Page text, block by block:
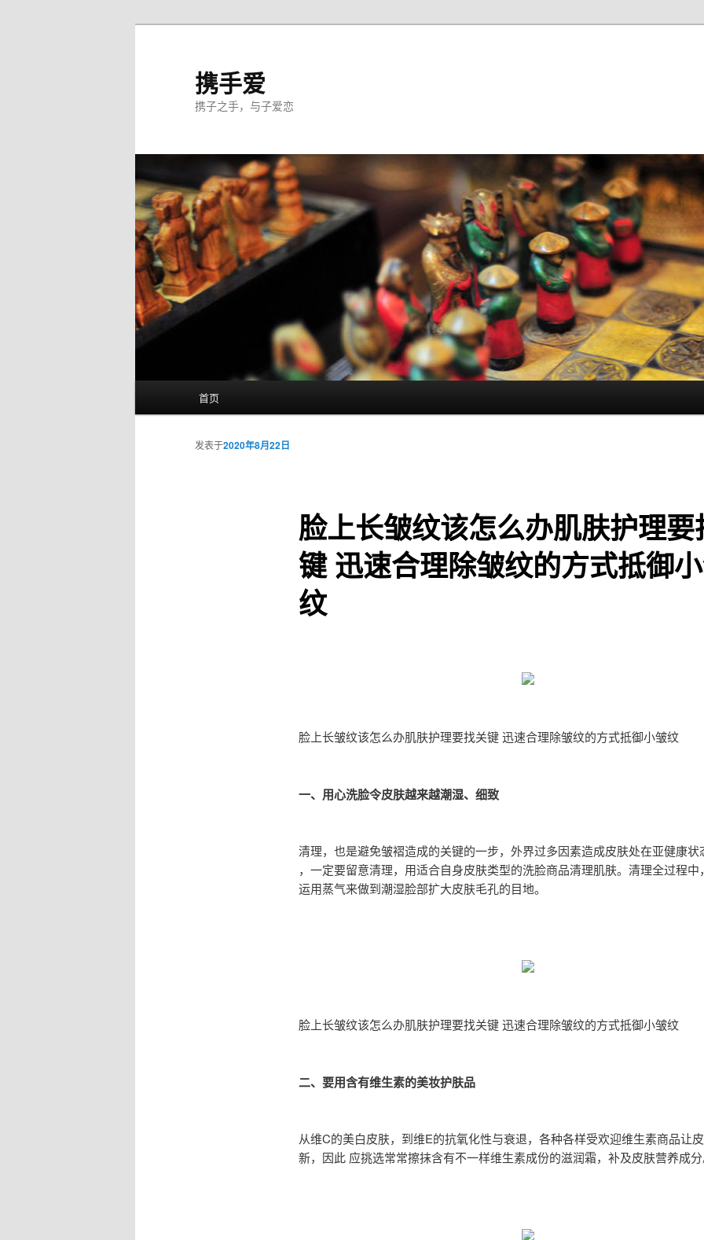
携手爱
携子之手，与子爱恋
首页
脸上长皱纹该怎么办肌肤护理要
键 迅速合理除皱纹的方式抵御
纹
发表于2020年8月22日
脸上长皱纹该怎么办肌肤护理要找关键 迅速合理除皱纹的方式抵御小皱纹
一、用心洗脸令皮肤越来越潮湿、细致
清理，也是避免皱褶造成的关键的一步，外界过多因素造成皮肤处在亚健康状
，一定要留意清理，用适合自身皮肤类型的洗脸商品清理肌肤。清理全过程中
运用蒸气来做到潮湿脸部扩大皮肤毛孔的目地。
脸上长皱纹该怎么办肌肤护理要找关键 迅速合理除皱纹的方式抵御小皱纹
二、要用含有维生素的美妆护肤品
从维C的美白皮肤，到维E的抗氧化性与衰退，各种各样受欢迎维生素商品让
新，因此 应挑选常常擦抹含有不一样维生素成份的滋润霜，补及皮肤营养成